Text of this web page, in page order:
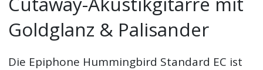
Goldglanz & Palisander
Die Epiphone Hummingbird Standard EC ist